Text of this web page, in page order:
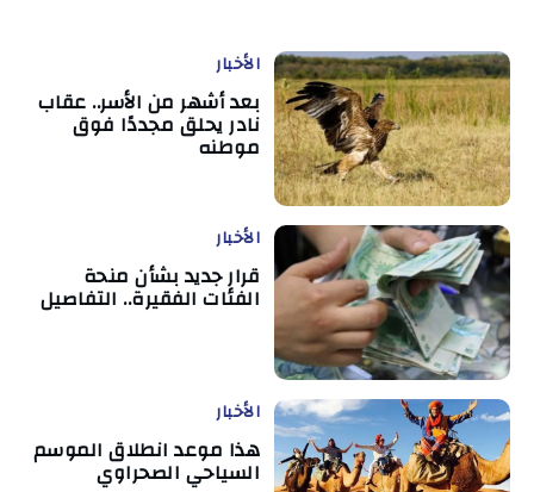
الأخبار
بعد أشهر من الأسر.. عقاب
نادر يحلق مجددًا فوق
موطنه
الأخبار
قرار جديد بشأن منحة
الفئات الفقيرة.. التفاصيل
الأخبار
هذا موعد انطلاق الموسم
السياحي الصحراوي